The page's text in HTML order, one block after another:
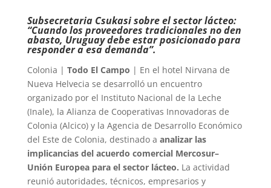
Subsecretaria Csukasi sobre el sector lácteo:
“Cuando los proveedores tradicionales no den
abasto, Uruguay debe estar posicionado para
responder a esa demanda”.
Colonia | Todo El Campo | En el hotel Nirvana de
Nueva Helvecia se desarrolló un encuentro
organizado por el Instituto Nacional de la Leche
(Inale), la Alianza de Cooperativas Innovadoras de
Colonia (Alcico) y la Agencia de Desarrollo Económico
del Este de Colonia, destinado a analizar las
implicancias del acuerdo comercial Mercosur–
Unión Europea para el sector lácteo. La actividad
reunió autoridades, técnicos, empresarios y